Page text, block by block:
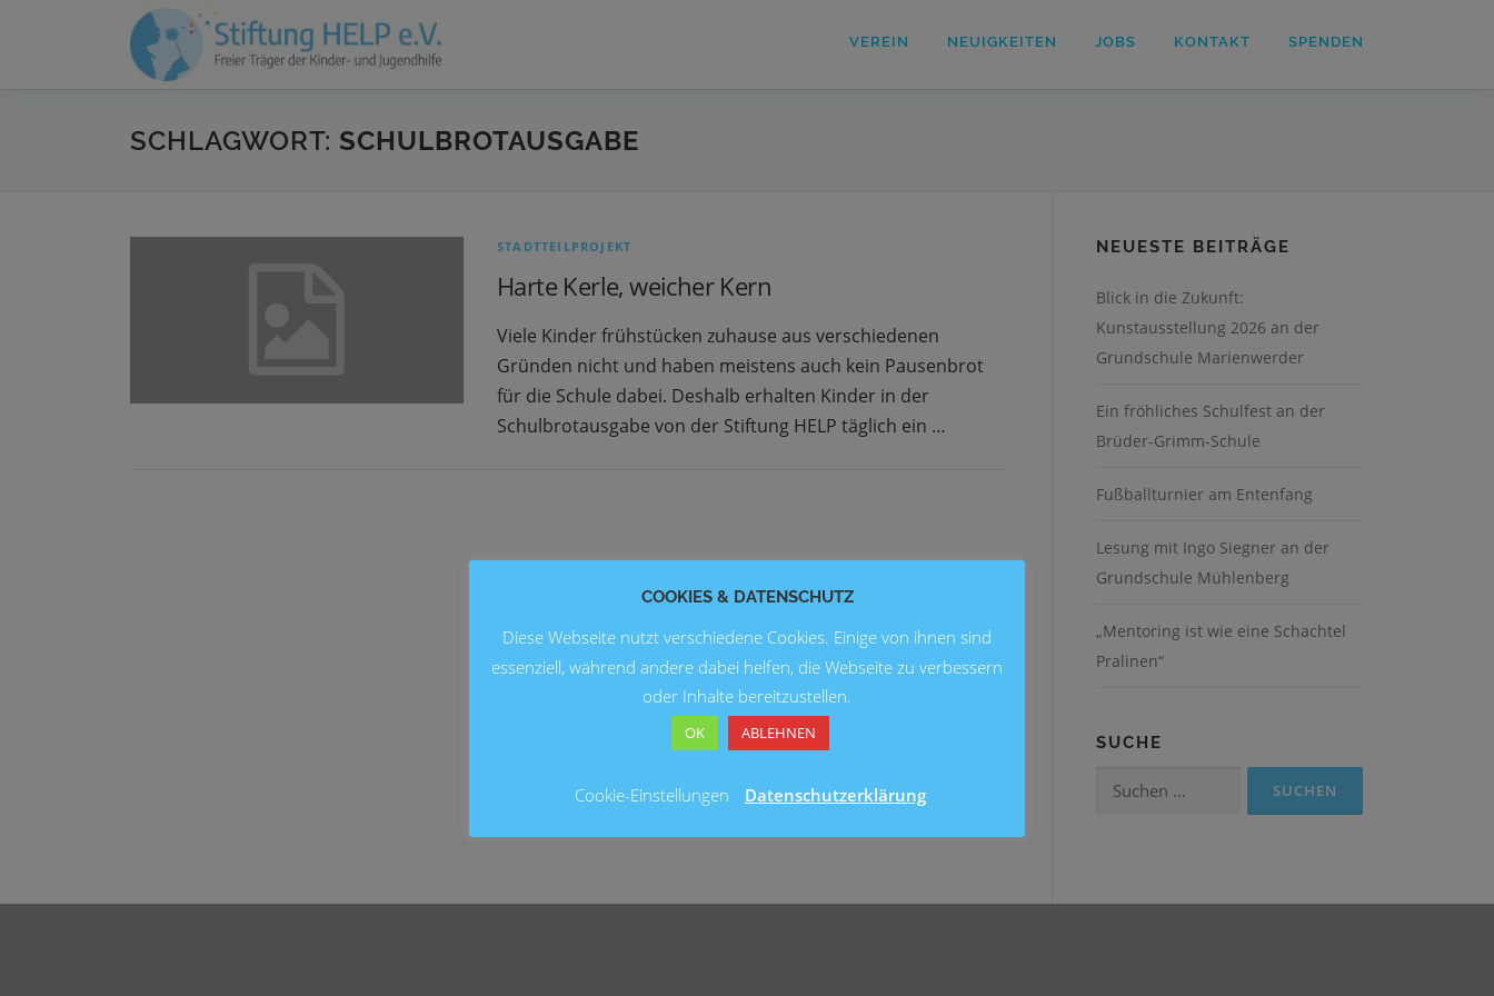
VEREIN NEUIGKEITEN JOBS KONTAKT SPENDEN
SCHLAGWORT: SCHULBROTAUSGABE
STADTTEILPROJEKT
Harte Kerle, weicher Kern
Viele Kinder frühstücken zuhause aus verschiedenen
Gründen nicht und haben meistens auch kein Pausenbrot
für die Schule dabei. Deshalb erhalten Kinder in der
Schulbrotausgabe von der Stiftung HELP täglich ein …
NEUESTE BEITRÄGE
Blick in die Zukunft:
Kunstausstellung 2026 an der
Grundschule Marienwerder
Ein fröhliches Schulfest an der
Brüder-Grimm-Schule
Fußballturnier am Entenfang
Lesung mit Ingo Siegner an der
Grundschule Mühlenberg
„Mentoring ist wie eine Schachtel
Pralinen“
SUCHE
Suchen
COOKIES & DATENSCHUTZ
Diese Webseite nutzt verschiedene Cookies. Einige von ihnen sind
essenziell, während andere dabei helfen, die Webseite zu verbessern
oder Inhalte bereitzustellen.
OK ABLEHNEN
Cookie-Einstellungen Datenschutzerklärung